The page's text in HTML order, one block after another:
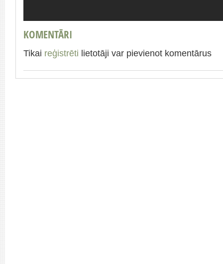
KOMENTĀRI
Tikai reģistrēti lietotāji var pievienot komentārus